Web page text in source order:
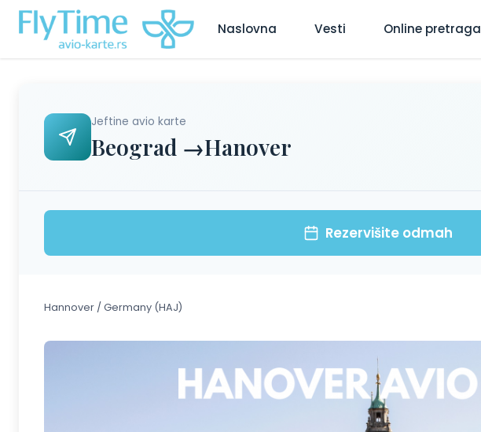
Naslovna Vesti Online pretraga
Jeftine avio karte
Beograd →Hanover
Rezervišite odmah
Hannover / Germany (HAJ)